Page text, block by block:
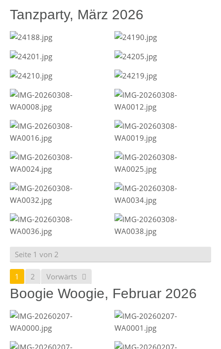
Tanzparty, März 2026
Seite 1 von 2
1 2 Vorwärts
Boogie Woogie, Februar 2026